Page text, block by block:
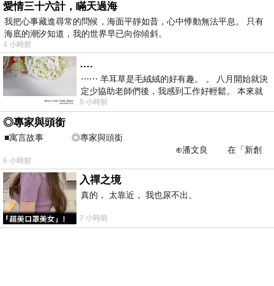
愛情三十六計，瞞天過海
我把心事藏進尋常的問候，海面平靜如昔，心中悸動無法平息。 只有
海底的潮汐知道，我的世界早已向你傾斜。
4 小時前
….
⋯⋯ 羊耳草是毛絨絨的好有趣。 。 八月開始就決
定少協助老師們後，我感到工作好輕鬆。 本來就
不是我的工作啊。 真
5 小時前
◎專家與頭銜
■寓言故事 ◎專家與頭銜
⊕潘文良 在「新創
之谷」裡——
6 小時前
入禪之境
真的， 太靠近， 我也尿不出。
7 小時前